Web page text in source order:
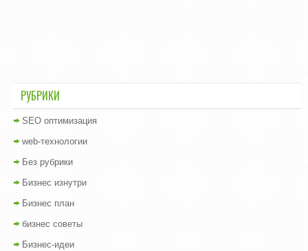
РУБРИКИ
SEO оптимизация
web-технологии
Без рубрики
Бизнес изнутри
Бизнес план
бизнес советы
Бизнес-идеи